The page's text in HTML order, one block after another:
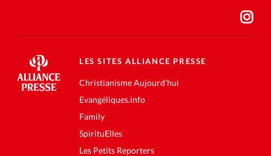
LES SITES ALLIANCE PRESSE
Christianisme Aujourd'hui
Evangéliques.info
Family
SpirituElles
Les Petits Reporters